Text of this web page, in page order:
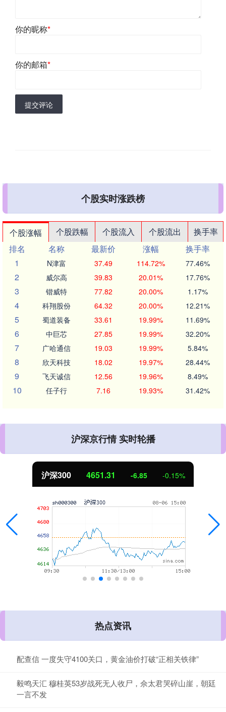
你的昵称*
你的邮箱*
提交评论
个股实时涨跌榜
个股涨幅 个股跌幅 个股流入 个股流出
换手率
排名
名称 最新价 涨幅
换手率
1
N津富 37.49 114.72% 77.46%
2 威尔高 39.83 20.01% 17.76%
3 锴威特 77.82 20.00% 1.17%
4 科翔股份 64.32 20.00% 12.21%
5 蜀道装备 33.61 19.99% 11.69%
6 中巨芯 27.85 19.99% 32.20%
7 广哈通信 19.03 19.99% 5.84%
8 欣天科技 18.02 19.97% 28.44%
9 飞天诚信 12.56 19.96% 8.49%
10 任子行 7.16 19.93% 31.42%
沪深京行情 实时轮播
沪深300 4651.31 -6.85 -0.15%
热点资讯
配查信 一度失守4100关口，黄金油价打破“正相关铁律”
毅鸣天汇 穆桂英53岁战死无人收尸，佘太君哭碎山崖，朝廷
一言不发